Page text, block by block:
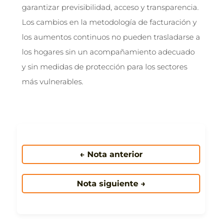
garantizar previsibilidad, acceso y transparencia.
Los cambios en la metodología de facturación y
los aumentos continuos no pueden trasladarse a
los hogares sin un acompañamiento adecuado
y sin medidas de protección para los sectores
más vulnerables.
← Nota anterior
Nota siguiente →